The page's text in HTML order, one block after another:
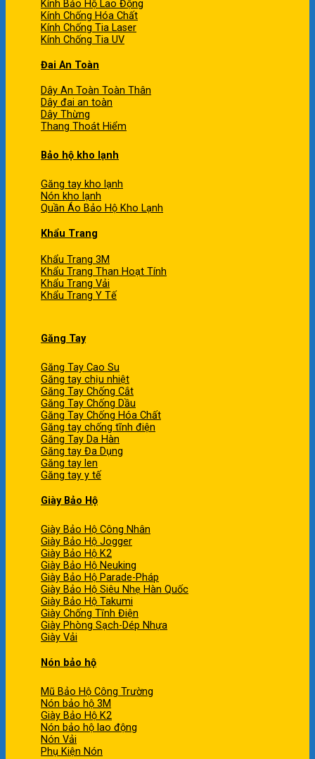
Kính Bảo Hộ Lao Động
Kính Chống Hóa Chất
Kính Chống Tia Laser
Kính Chống Tia UV
Đai An Toàn
Dây An Toàn Toàn Thân
Dây đai an toàn
Dây Thừng
Thang Thoát Hiểm
Bảo hộ kho lạnh
Găng tay kho lạnh
Nón kho lạnh
Quần Áo Bảo Hộ Kho Lạnh
Khẩu Trang
Khẩu Trang 3M
Khẩu Trang Than Hoạt Tính
Khẩu Trang Vải
Khẩu Trang Y Tế
Găng Tay
Găng Tay Cao Su
Găng tay chịu nhiệt
Găng Tay Chống Cắt
Găng Tay Chống Dầu
Găng Tay Chống Hóa Chất
Găng tay chống tĩnh điện
Găng Tay Da Hàn
Găng tay Đa Dụng
Găng tay len
Găng tay y tế
Giày Bảo Hộ
Giày Bảo Hộ Công Nhân
Giày Bảo Hộ Jogger
Giày Bảo Hộ K2
Giày Bảo Hộ Neuking
Giày Bảo Hộ Parade-Pháp
Giày Bảo Hộ Siêu Nhẹ Hàn Quốc
Giày Bảo Hộ Takumi
Giày Chống Tĩnh Điện
Giày Phòng Sạch-Dép Nhựa
Giày Vải
Nón bảo hộ
Mũ Bảo Hộ Công Trường
Nón bảo hộ 3M
Giày Bảo Hộ K2
Nón bảo hộ lao động
Nón Vải
Phụ Kiện Nón